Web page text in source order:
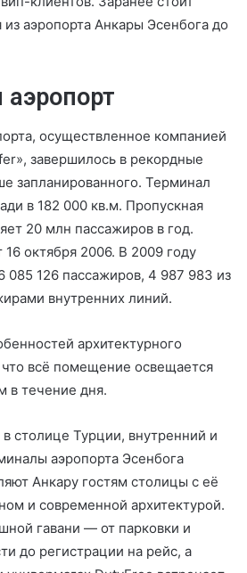
из аэропорта Анкары Эсенбога до
аэропорт
осуществленное компанией
завершилось в рекордные
запланированного. Терминал
в 182 000 кв.м. Пропускная
20 млн пассажиров в год.
октября 2006. В 2009 году
085 126 пассажиров, 4 987 983 из
внутренних линий.
архитектурного
что всё помещение освещается
в течение дня.
столице Турции, внутренний и
аэропорта Эсенбога
Анкару гостям столицы с её
и современной архитектурой.
гавани — от парковки и
до регистрации на рейс, а